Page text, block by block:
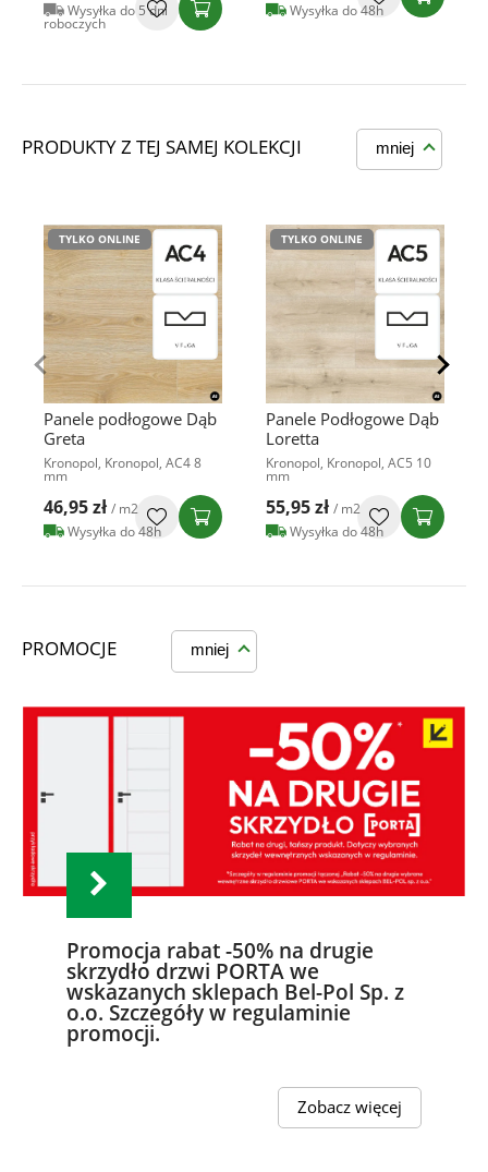
Wysyłka do 5 dni
roboczych
Wysyłka do 48h
PRODUKTY Z TEJ SAMEJ KOLEKCJI mniej
TYLKO ONLINE
Panele podłogowe Dąb
Greta
Kronopol, Kronopol, AC4 8
mm
46,95 zł / m2
Wysyłka do 48h
TYLKO ONLINE
Panele Podłogowe Dąb
Loretta
Kronopol, Kronopol, AC5 10
mm
55,95 zł / m2
Wysyłka do 48h
PROMOCJE mniej
Promocja rabat -50% na drugie
skrzydło drzwi PORTA we
wskazanych sklepach Bel-Pol Sp. z
o.o. Szczegóły w regulaminie
promocji.
Zobacz więcej